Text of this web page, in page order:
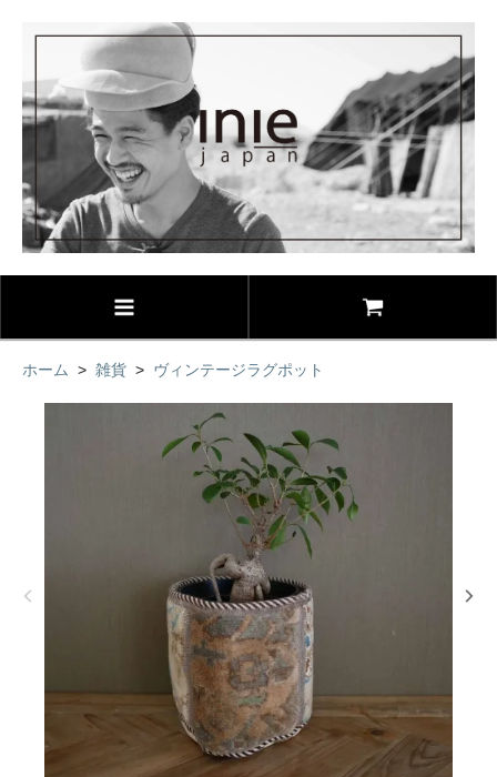
ホーム > 雑貨 > ヴィンテージラグポット